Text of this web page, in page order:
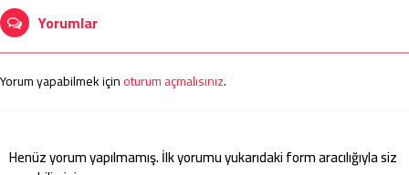
Yorumlar
Yorum yapabilmek içinoturum açmalısınız.
Henüz yorum yapılmamış. İlk yorumu yukarıdaki form aracılığıyla siz